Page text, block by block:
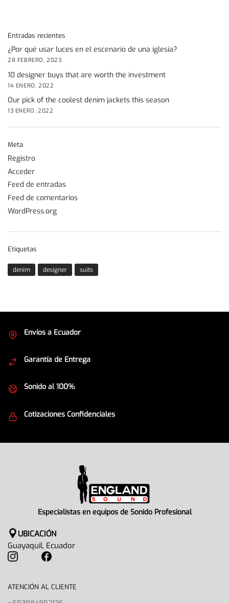
Entradas recientes
¿Por qué usar luces en el escenario de una iglesia?
28 FEBRERO, 2023
10 designer buys that are worth the investment
14 ENERO, 2022
Our pick of the coolest denim jackets this season
13 ENERO, 2022
Meta
Registro
Acceder
Feed de entradas
Feed de comentarios
WordPress.org
Etiquetas
denim designer suits
Envíos a Ecuador
Garantía de Entrega
Sonido al 100%
Cotizaciones Confidenciales
Especialistas en equipos de Sonido Profesional
UBICACIÓN
Guayaquil, Ecuador
ATENCIÓN AL CLIENTE